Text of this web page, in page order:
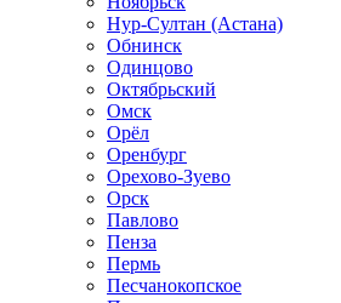
Нур-Султан (Астана)
Обнинск
Одинцово
Октябрьский
Омск
Орёл
Оренбург
Орехово-Зуево
Орск
Павлово
Пенза
Пермь
Песчанокопское